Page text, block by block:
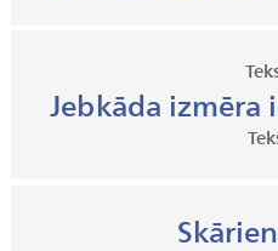
Jebkāda izmēra